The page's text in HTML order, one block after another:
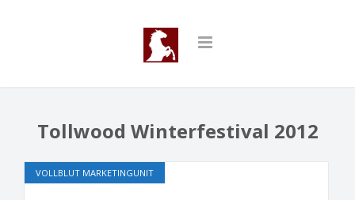
Tollwood Winterfestival 2012
VOLLBLUT MARKETINGUNIT